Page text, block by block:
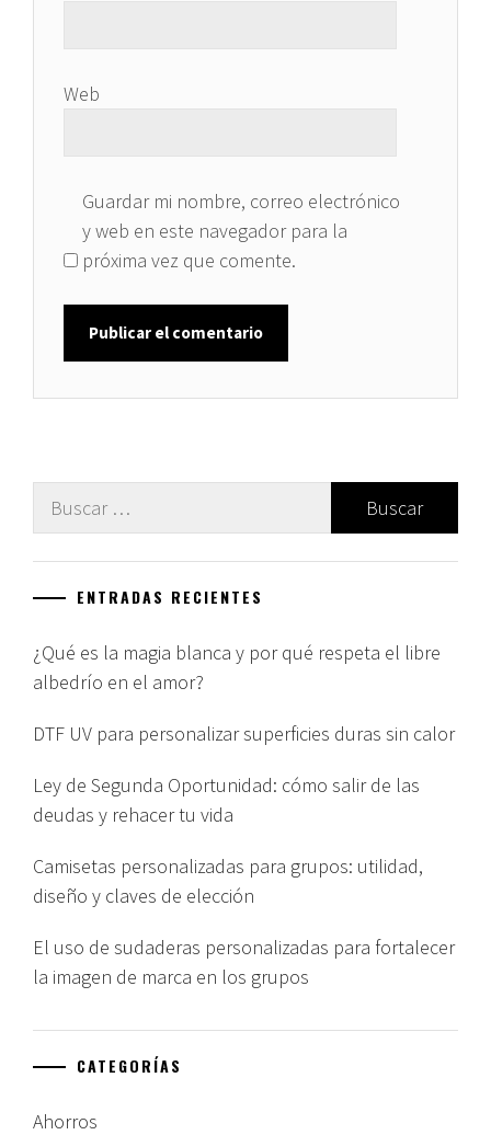
Web
Guardar mi nombre, correo electrónico
y web en este navegador para la
próxima vez que comente.
ENTRADAS RECIENTES
¿Qué es la magia blanca y por qué respeta el libre
albedrío en el amor?
DTF UV para personalizar superficies duras sin calor
Ley de Segunda Oportunidad: cómo salir de las
deudas y rehacer tu vida
Camisetas personalizadas para grupos: utilidad,
diseño y claves de elección
El uso de sudaderas personalizadas para fortalecer
la imagen de marca en los grupos
CATEGORÍAS
Ahorros